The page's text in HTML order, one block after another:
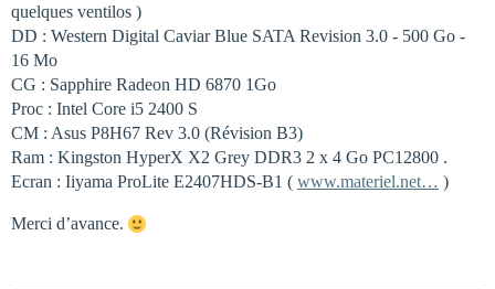
quelques ventilos )
DD : Western Digital Caviar Blue SATA Revision 3.0 - 500 Go -
16 Mo
CG : Sapphire Radeon HD 6870 1Go
Proc : Intel Core i5 2400 S
CM : Asus P8H67 Rev 3.0 (Révision B3)
Ram : Kingston HyperX X2 Grey DDR3 2 x 4 Go PC12800 .
Ecran : Iiyama ProLite E2407HDS-B1 ( www.materiel.net… )
Merci d’avance.